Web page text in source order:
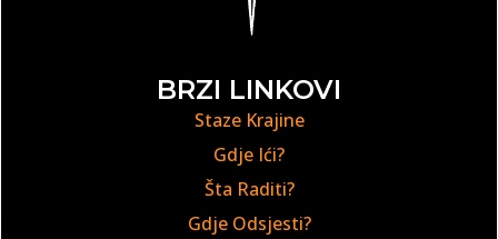
BRZI LINKOVI
Staze Krajine
Gdje Ići?
Šta Raditi?
Gdje Odsjesti?